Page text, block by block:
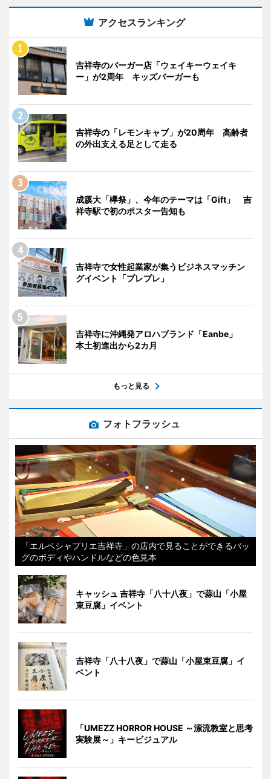
アクセスランキング
吉祥寺のバーガー店「ウェイキーウェイキ
ー」が2周年 キッズバーガーも
吉祥寺の「レモンキャブ」が20周年 高齢者
の外出支える足として走る
成蹊大「欅祭」、今年のテーマは「Gift」 吉
祥寺駅で初のポスター告知も
吉祥寺で女性起業家が集うビジネスマッチン
グイベント「プレプレ」
吉祥寺に沖縄発アロハブランド「Eanbe」
本土初進出から2カ月
もっと見る
フォトフラッシュ
「エルベシャプリエ吉祥寺」の店内で見ることができるバッ
グのボディやハンドルなどの色見本
キャッシュ 吉祥寺「八十八夜」で蒜山「小屋
束豆腐」イベント
吉祥寺「八十八夜」で蒜山「小屋束豆腐」イ
ベント
「UMEZZ HORROR HOUSE ～漂流教室と思考
実験展～」キービジュアル